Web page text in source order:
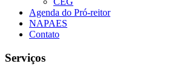
Agenda do Pró-reitor
NAPAES
Contato
Serviços